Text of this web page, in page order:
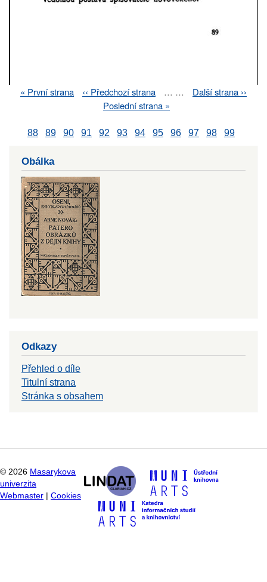
First
« První strana
Previous
‹‹ Předchozí strana … …
Next
Další strana ››
Last
Poslední strana »
88 89 90 91 92 93 94 95 96 97 98 99
Obálka
Odkazy
Přehled o díle
Titulní strana
Stránka s obsahem
© 2026 Masarykova
univerzita
Webmaster
Cookies